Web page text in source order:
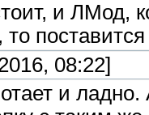
и ЛМод,
08:22]
и